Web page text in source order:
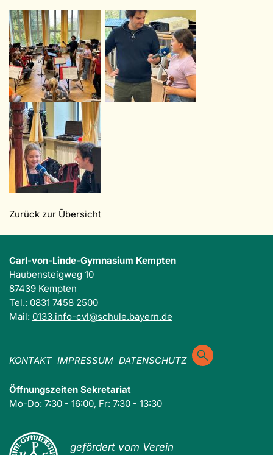
Zurück zur Übersicht
Carl-von-Linde-Gymnasium Kempten
Haubensteigweg 10
87439 Kempten
Tel.: 0831 7458 2500
Mail: 0133.info-cvl@schule.bayern.de
KONTAKT IMPRESSUM DATENSCHUTZ
Öffnungszeiten Sekretariat
Mo-Do: 7:30 - 16:00, Fr: 7:30 - 13:30
gefördert vom Verein